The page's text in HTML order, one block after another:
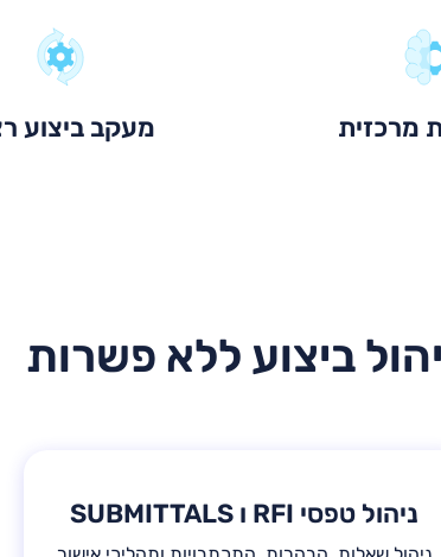
מרכזית מעקב ביצוע
ביצוע ללא פשרות
ניהול טפסי RFI ו SUBMITTALS